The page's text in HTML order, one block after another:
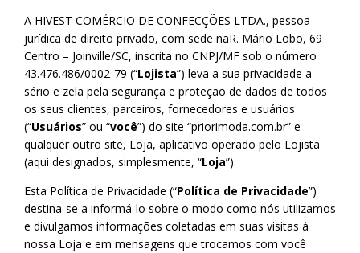
A HIVEST COMÉRCIO DE CONFECÇÕES LTDA., pessoa
jurídica de direito privado, com sede naR. Mário Lobo, 69
Centro – Joinville/SC, inscrita no CNPJ/MF sob o número
43.476.486/0002-79 (“Lojista”) leva a sua privacidade a
sério e zela pela segurança e proteção de dados de todos
os seus clientes, parceiros, fornecedores e usuários
(“Usuários” ou “você”) do site “priorimoda.com.br” e
qualquer outro site, Loja, aplicativo operado pelo Lojista
(aqui designados, simplesmente, “Loja”).
Esta Política de Privacidade (“Política de Privacidade”)
destina-se a informá-lo sobre o modo como nós utilizamos
e divulgamos informações coletadas em suas visitas à
nossa Loja e em mensagens que trocamos com você